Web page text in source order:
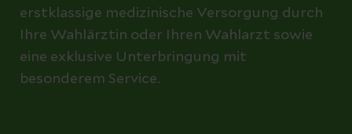
erstklassige medizinische Versorgung durch
Ihre Wahlärztin oder Ihren Wahlarzt sowie
eine exklusive Unterbringung mit
besonderem Service.